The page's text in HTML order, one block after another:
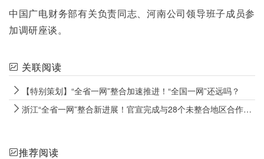
中国广电财务部有关负责同志、河南公司领导班子成员参
加调研座谈。
关联阅读
【特别策划】“全省一网”整合加速推进！“全国一网”还远吗？
浙江“全省一网”整合新进展！官宣完成与28个未整合地区合作协议签署工作
推荐阅读